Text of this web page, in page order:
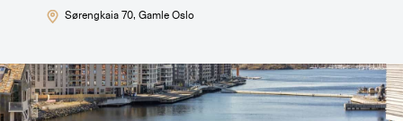
Sørengkaia 70, Gamle Oslo